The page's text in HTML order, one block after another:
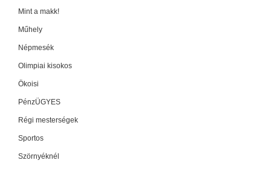
Mint a makk!
Műhely
Népmesék
Olimpiai kisokos
Ökoisi
PénzÜGYES
Régi mesterségek
Sportos
Szörnyéknél